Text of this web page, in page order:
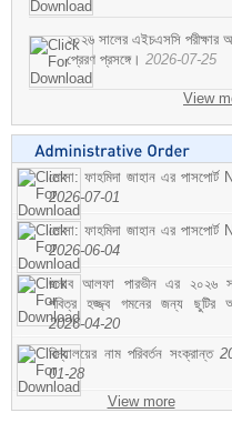
২০২৬ সালের এইচএসসি পরীক্ষার
প্রেরণ প্রসঙ্গে। 2026-07-25
View
মোসা: ফাহমিদা জাহান এর পাসপোর্ট
2026-07-01
মোসা: ফাহমিদা জাহান এর পাসপোর্ট
2026-06-04
জনাব আলফা পারভীন এর ২০২৬
পবিত্র হজ্জ্ব গমনের জন্য ছুটির
2026-04-20
বিদ্যালয়ের নাম পরিবর্তন সংক্রান্ত
01-28
View more